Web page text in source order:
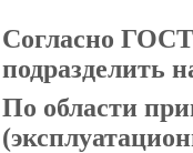
Согласно
подразделить
По области